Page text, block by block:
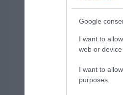
Google
I want to
web or
I want to
purposes.